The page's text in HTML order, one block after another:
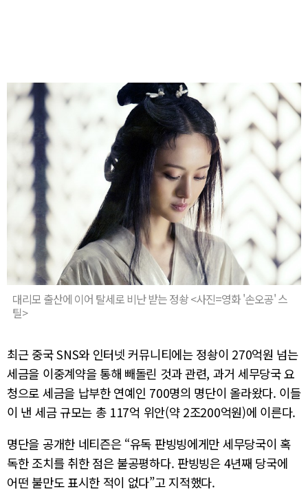
대리모 출산에 이어 탈세로 비난 받는 정솽 <사진=영화 '손오공' 스
틸>
최근 중국 SNS와 인터넷 커뮤니티에는 정솽이 270억원 넘는
세금을 이중계약을 통해 빼돌린 것과 관련, 과거 세무당국 요
청으로 세금을 납부한 연예인 700명의 명단이 올라왔다. 이들
이 낸 세금 규모는 총 117억 위안(약 2조200억원)에 이른다.
명단을 공개한 네티즌은 “유독 판빙빙에게만 세무당국이 혹
독한 조치를 취한 점은 불공평하다. 판빙빙은 4년째 당국에
어떤 불만도 표시한 적이 없다”고 지적했다.